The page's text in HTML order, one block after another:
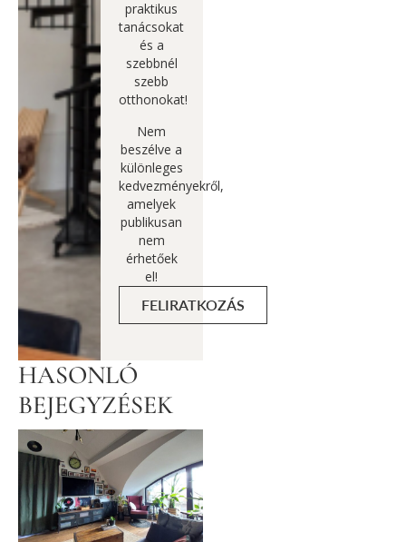
praktikus
tanácsokat
és a
szebbnél
szebb
otthonokat!
Nem
beszélve a
különleges
kedvezményekről,
amelyek
publikusan
nem
érhetőek
el!
FELIRATKOZÁS
HASONLÓ
BEJEGYZÉSEK